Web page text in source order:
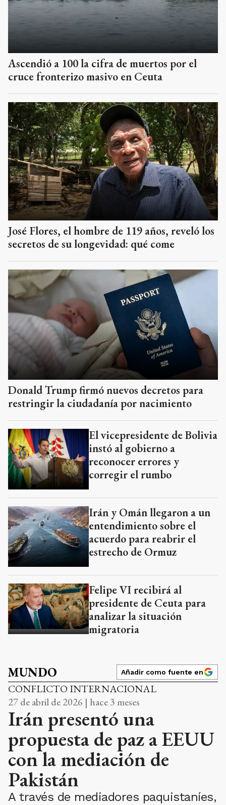
Ascendió a 100 la cifra de muertos por el
cruce fronterizo masivo en Ceuta
José Flores, el hombre de 119 años, reveló los
secretos de su longevidad: qué come
Donald Trump firmó nuevos decretos para
restringir la ciudadanía por nacimiento
El vicepresidente de Bolivia
instó al gobierno a
reconocer errores y
corregir el rumbo
Irán y Omán llegaron a un
entendimiento sobre el
acuerdo para reabrir el
estrecho de Ormuz
Felipe VI recibirá al
presidente de Ceuta para
analizar la situación
migratoria
MUNDO Añadir como fuente en
CONFLICTO INTERNACIONAL
27 de abril de 2026 | hace 3 meses
Irán presentó una
propuesta de paz a EEUU
con la mediación de
Pakistán
A través de mediadores paquistaníes,